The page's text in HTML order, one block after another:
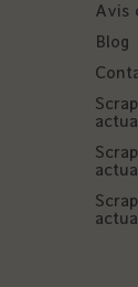
Avis
Blog